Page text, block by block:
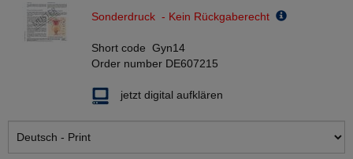
Sonderdruck - Kein Rückgaberecht
Short code Gyn14
Order number DE607215
jetzt digital aufklären